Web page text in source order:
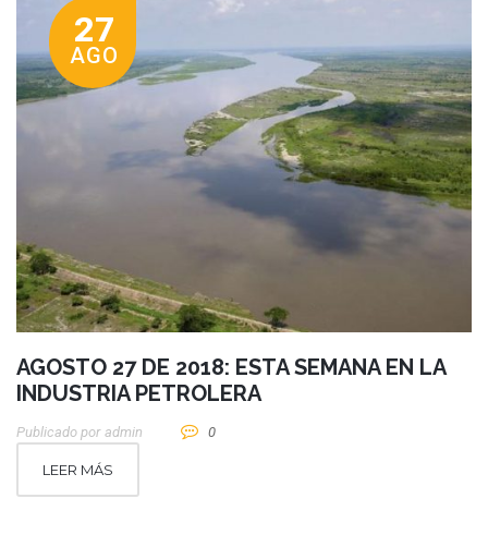
27
AGO
AGOSTO 27 DE 2018: ESTA SEMANA EN LA
INDUSTRIA PETROLERA
Publicado por Admin 0
LEER MÁS